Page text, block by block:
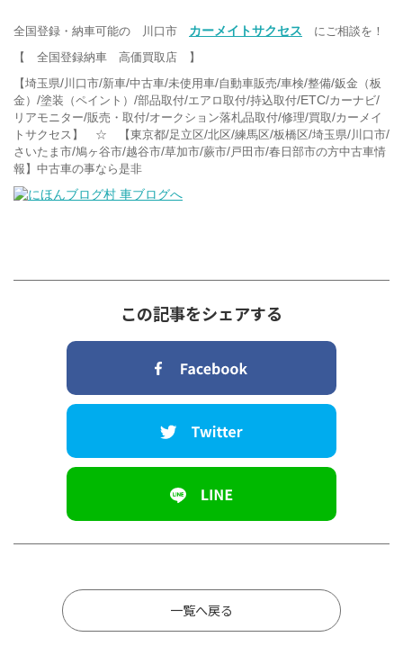
全国登録・納車可能の 川口市 カーメイトサクセス にご相談を！
【 全国登録納車 高価買取店 】
【埼玉県/川口市/新車/中古車/未使用車/自動車販売/車検/整備/鈑金（板
金） /塗装（ペイント） /部品取付/エアロ取付/持込取付/ETC/カーナビ/
リアモニター/販売・取付/オークション落札品取付/修理/買取/カーメイ
トサクセス】 ☆ 【東京都/足立区/北区/練馬区/板橋区/埼玉県/川口市/
さいたま市/鳩ヶ谷市/越谷市/草加市/蕨市/戸田市/春日部市の方中古車情
報】中古車の事なら是非
この記事をシェアする
一覧へ戻る